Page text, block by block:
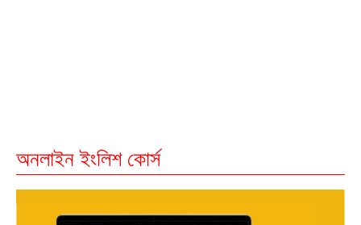
অনলাইন ইংলিশ কোর্স